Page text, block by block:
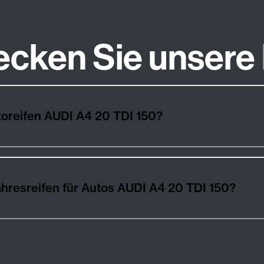
Sie unsere
Wie wählt man die besten Autoreifen AUDI A4 20 TDI 150?
Winter-, Sommer- und Ganzjahresreifen für Autos AUDI A4 20 TDI 150?